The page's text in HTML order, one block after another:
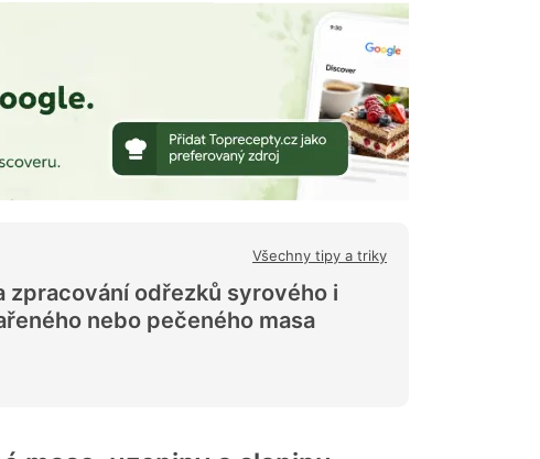
Všechny tipy a triky
zpracování odřezků syrového i
nebo pečeného masa